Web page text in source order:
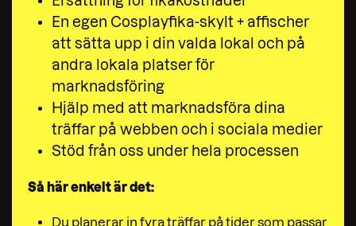
En egen Cosplayfika-skylt + affischer
att sätta upp i din valda lokal och på
andra lokala platser för
marknadsföring
Hjälp med att marknadsföra dina
träffar på webben och i sociala medier
Stöd från oss under hela processen
Så här enkelt är det:
Du planerar in fyra träffar på tider som passar